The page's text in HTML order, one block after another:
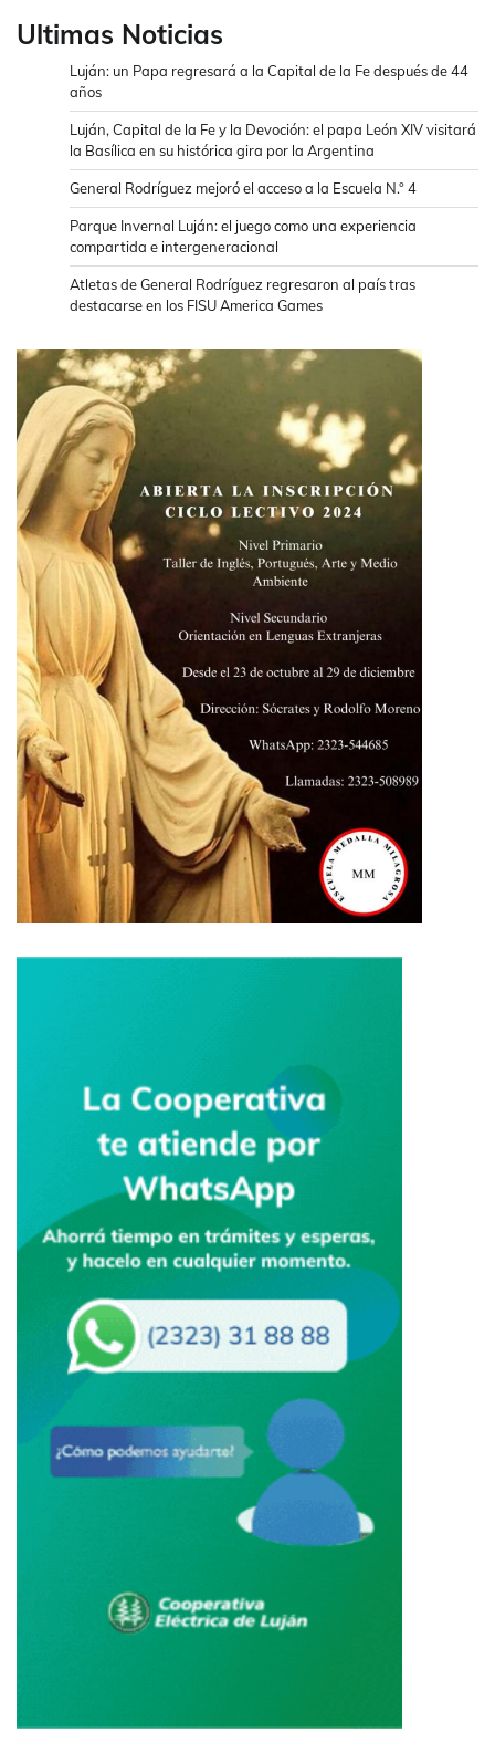
Ultimas Noticias
Luján: un Papa regresará a la Capital de la Fe después de 44
años
Luján, Capital de la Fe y la Devoción: el papa León XIV visitará
la Basílica en su histórica gira por la Argentina
General Rodríguez mejoró el acceso a la Escuela N.° 4
Parque Invernal Luján: el juego como una experiencia
compartida e intergeneracional
Atletas de General Rodríguez regresaron al país tras
destacarse en los FISU America Games